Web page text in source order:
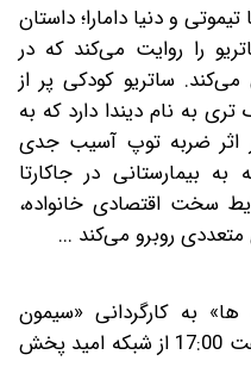
و دنیا دامارا؛ داستان
نام ساتریو را روایت می‌کند که در
ساتریو کودکی پر از
به نام دیندا دارد که به
ضربه توپ آسیب جدی
بیمارستانی در جاکارتا
سخت اقتصادی خانواده،
متعددی روبرو می‌کند ...
به کارگردانی «سیمون
رابی»، پنج‌شنبه 14 خرداد ماه ساعت 17:00 از شبکه امید پخش